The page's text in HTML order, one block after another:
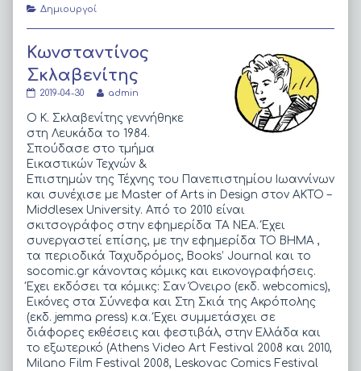
Categories
Δημιουργοί
Κωνσταντίνος
Σκλαβενίτης
Κωνσταντίνος
published
on
2019-04-30
Read
posts
by
author
of
Κωνσταντίνος
Σκλαβενίτης,
admin
Ο Κ. Σκλαβενίτης γεννήθηκε
στη Λευκάδα το 1984.
Σπούδασε στο τμήμα
Εικαστικών Τεχνών &
Επιστημών της Τέχνης του Πανεπιστημίου Ιωαννίνων
και συνέχισε με Master of Arts in Design στον ΑΚΤΟ –
Middlesex University. Από το 2010 είναι
σκιτσογράφος στην εφημερίδα ΤΑ ΝΕΑ. Έχει
συνεργαστεί επίσης, με την εφημερίδα ΤΟ ΒΗΜΑ ,
τα περιοδικά Ταχυδρόμος, Books’ Journal και το
socomic.gr κάνοντας κόμικς και εικονογραφήσεις.
Έχει εκδόσει τα κόμικς: Σαν Όνειρο (εκδ. webcomics),
Εικόνες στα Σύννεφα και Στη Σκιά της Ακρόπολης
(εκδ. jemma press) κ.α. Έχει συμμετάσχει σε
διάφορες εκθέσεις και φεστιβάλ, στην Ελλάδα και
το εξωτερικό (Athens Video Art Festival 2008 και 2010,
Μilano Film Festival 2008, Leskovac Comics Festival